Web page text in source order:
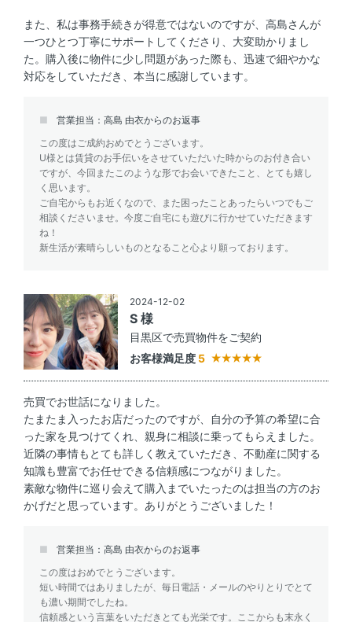
また、私は事務手続きが得意ではないのですが、高島さんが
一つひとつ丁寧にサポートしてくださり、大変助かりまし
た。購入後に物件に少し問題があった際も、迅速で細やかな
対応をしていただき、本当に感謝しています。
営業担当：高島 由衣からのお返事
この度はご成約おめでとうございます。
U様とは賃貸のお手伝いをさせていただいた時からのお付き合い
ですが、今回またこのような形でお会いできたこと、とても嬉し
く思います。
ご自宅からもお近くなので、また困ったことあったらいつでもご
相談くださいませ。今度ご自宅にも遊びに行かせていただきます
ね！
新生活が素晴らしいものとなること心より願っております。
2024-12-02
S 様
目黒区で売買物件をご契約
お客様満足度 5
売買でお世話になりました。
たまたま入ったお店だったのですが、自分の予算の希望に合
った家を見つけてくれ、親身に相談に乗ってもらえました。
近隣の事情もとても詳しく教えていただき、不動産に関する
知識も豊富でお任せできる信頼感につながりました。
素敵な物件に巡り会えて購入までいたったのは担当の方のお
かげだと思っています。ありがとうございました！
営業担当：高島 由衣からのお返事
この度はおめでとうございます。
短い時間ではありましたが、毎日電話・メールのやりとりでとて
も濃い期間でしたね。
信頼感という言葉をいただきとても光栄です。ここからも末永く